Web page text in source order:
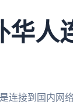
华人
连接到国内网